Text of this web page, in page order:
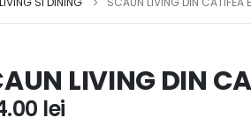
LIVING DIN
lei